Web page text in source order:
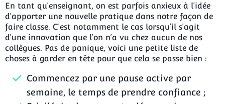
En tant qu’enseignant, on est parfois anxieux à l’idée
d’apporter une nouvelle pratique dans notre façon de
faire classe. C’est notamment le cas lorsqu’il s’agit
d’une innovation que l’on n’a vu chez aucun de nos
collègues. Pas de panique, voici une petite liste de
choses à garder en tête pour que cela se passe bien :
Commencez par une pause active par
semaine, le temps de prendre confiance ;